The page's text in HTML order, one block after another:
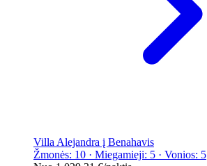
Villa Alejandra į Benahavis
Žmonės: 10 · Miegamieji: 5 · Vonios: 5